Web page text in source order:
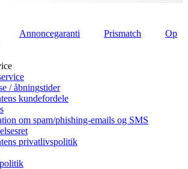
Annoncegaranti Prismatch
Op
/ åbningstider
kundefordele
om spam/phishing-emails og SMS
privatlivspolitik